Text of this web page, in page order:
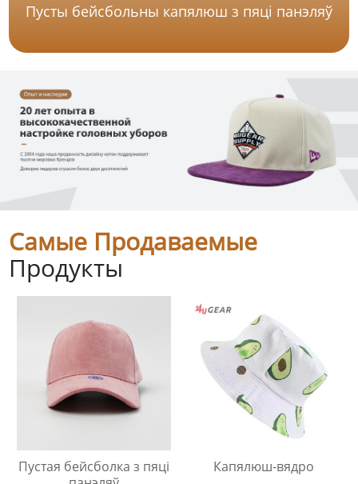
Пусты бейсбольны капялюш з пяці панэляў
Самые Продаваемые
Продукты
Пустая бейсболка з пяці
Капялюш-вядро